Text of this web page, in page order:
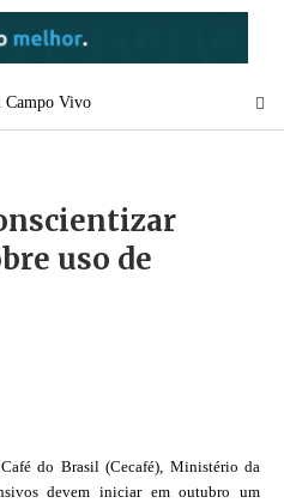
uso de
do Brasil (Cecafé), Ministério da
devem iniciar em outubro um